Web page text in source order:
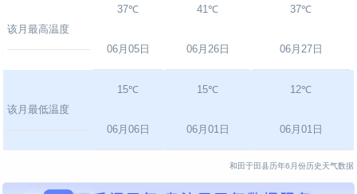
该月最高温度
37℃
06月05日
41℃
06月26日
37℃
06月27日
该月最低温度
15℃
06月06日
15℃
06月01日
12℃
06月01日
和田于田县历年6月份历史天气数据